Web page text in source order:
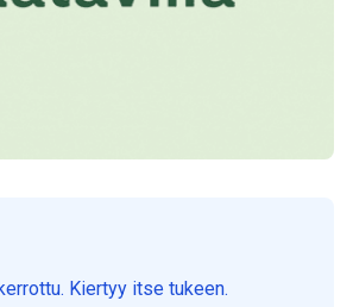
Kiertyy itse tukeen.